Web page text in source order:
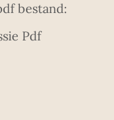
bestand:
Pdf